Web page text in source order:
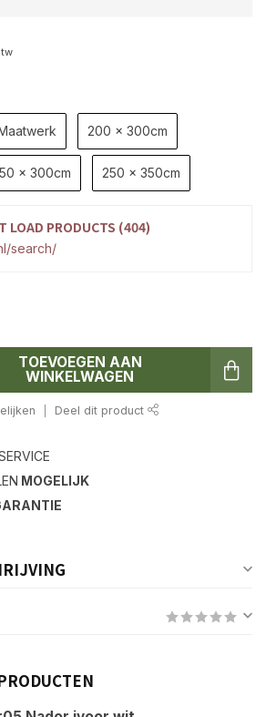
200 x 300cm
x 300cm 250 x 350cm
LOAD PRODUCTS (404)
search/
TOEVOEGEN AAN
WINKELWAGEN
Deel dit product
MOGELIJK